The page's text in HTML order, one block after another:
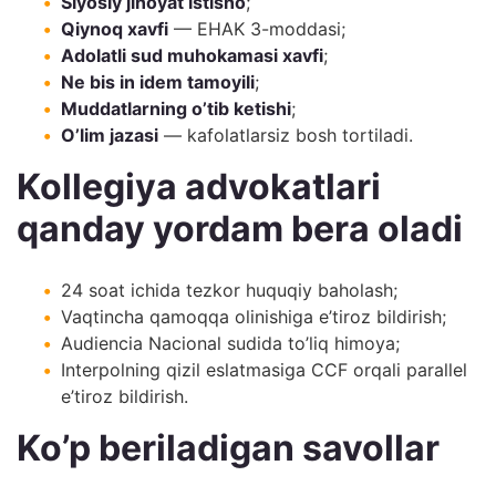
Qiynoq xavfi — EHAK 3-moddasi;
Adolatli sud muhokamasi xavfi;
Ne bis in idem tamoyili;
Muddatlarning o’tib ketishi;
O’lim jazasi — kafolatlarsiz bosh tortiladi.
Kollegiya advokatlari
qanday yordam bera oladi
24 soat ichida tezkor huquqiy baholash;
Vaqtincha qamoqqa olinishiga e’tiroz bildirish;
Audiencia Nacional sudida to’liq himoya;
Interpolning qizil eslatmasiga CCF orqali parallel
e’tiroz bildirish.
Ko’p beriladigan savollar